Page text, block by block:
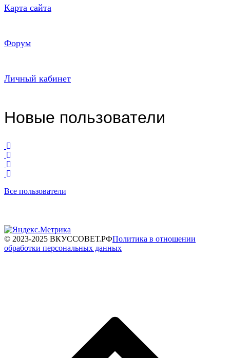
Карта сайта
Форум
Личный кабинет
Новые пользователи
Все пользователи
© 2023-2025 ВКУССОВЕТ.РФПолитика в отношении
обработки персональных данных